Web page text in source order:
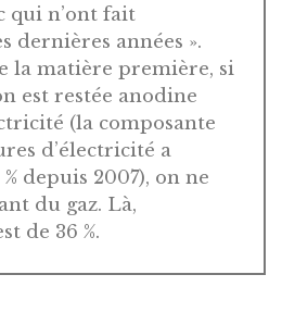
qui n’ont fait
dernières années ».
la matière première, si
est restée anodine
(la composante
d’électricité a
depuis 2007), on ne
du gaz. Là,
de 36 %.